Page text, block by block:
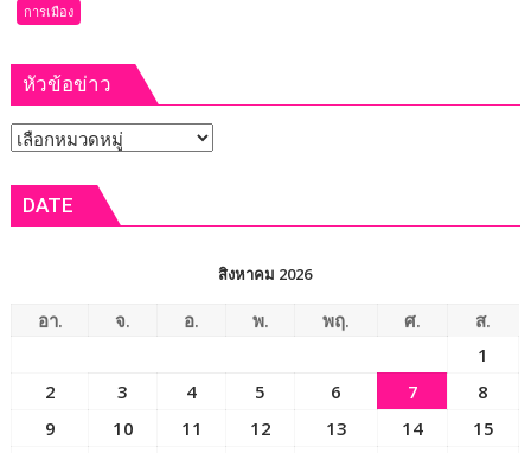
ตั้ง
เก้าอี้
สส.
การเมือง
หัวข้อข่าว
หัวข้อ
DATE
สิงหาคม 2026
อา. จ. อ. พ. พฤ. ศ.
ส.
1
2
3 4 5 6 7
8
9
10 11 12 13 14
15